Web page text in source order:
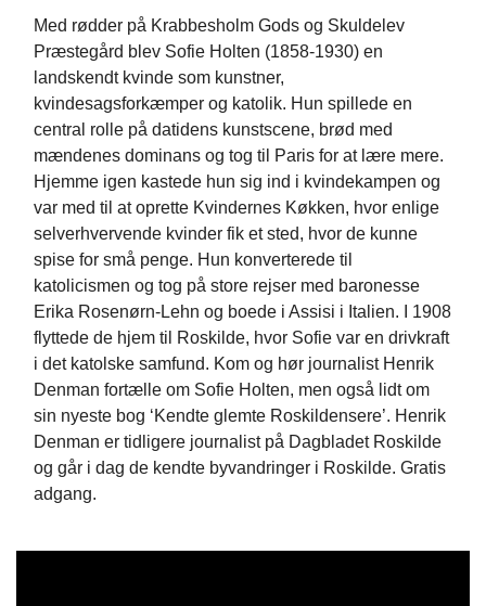
Med rødder på Krabbesholm Gods og Skuldelev
Præstegård blev Sofie Holten (1858-1930) en
landskendt kvinde som kunstner,
kvindesagsforkæmper og katolik. Hun spillede en
central rolle på datidens kunstscene, brød med
mændenes dominans og tog til Paris for at lære mere.
Hjemme igen kastede hun sig ind i kvindekampen og
var med til at oprette Kvindernes Køkken, hvor enlige
selverhvervende kvinder fik et sted, hvor de kunne
spise for små penge. Hun konverterede til
katolicismen og tog på store rejser med baronesse
Erika Rosenørn-Lehn og boede i Assisi i Italien. I 1908
flyttede de hjem til Roskilde, hvor Sofie var en drivkraft
i det katolske samfund. Kom og hør journalist Henrik
Denman fortælle om Sofie Holten, men også lidt om
sin nyeste bog ‘Kendte glemte Roskildensere’. Henrik
Denman er tidligere journalist på Dagbladet Roskilde
og går i dag de kendte byvandringer i Roskilde. Gratis
adgang.